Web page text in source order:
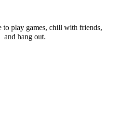
to play games, chill with friends,
and hang out.